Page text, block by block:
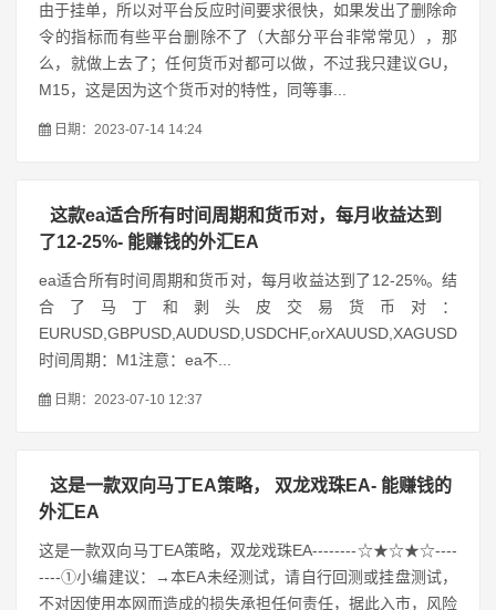
由于挂单，所以对平台反应时间要求很快，如果发出了删除命
令的指标而有些平台删除不了（大部分平台非常常见），那
么，就做上去了；任何货币对都可以做，不过我只建议GU，
M15，这是因为这个货币对的特性，同等事...
日期：2023-07-14 14:24
这款ea适合所有时间周期和货币对，每月收益达到
了12-25%- 能赚钱的外汇EA
ea适合所有时间周期和货币对，每月收益达到了12-25%。结
合了马丁和剥头皮交易货币对：
EURUSD,GBPUSD,AUDUSD,USDCHF,orXAUUSD,XAGUSD
时间周期：M1注意：ea不...
日期：2023-07-10 12:37
这是一款双向马丁EA策略， 双龙戏珠EA- 能赚钱的
外汇EA
这是一款双向马丁EA策略，双龙戏珠EA--------☆★☆★☆----
----①小编建议：→本EA未经测试，请自行回测或挂盘测试，
不对因使用本网而造成的损失承担任何责任，据此入市，风险